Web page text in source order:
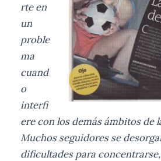
rte en
un
proble
ma
cuand
o
interfi
ere con los demás ámbitos de
Muchos seguidores se
dificultades para